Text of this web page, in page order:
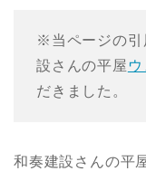
※当ページの引
設さんの平屋
だきました。
和奏建設さんの平